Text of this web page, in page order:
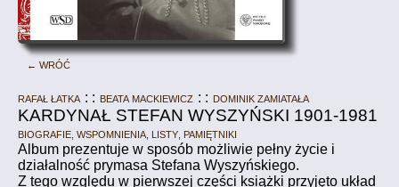
← Wróć
Rafał Łatka : : Beata Mackiewicz : : Dominik Zamiatała
KARDYNAŁ STEFAN WYSZYŃSKI 1901-1981
Biografie, wspomnienia, listy, pamiętniki
Album prezentuje w sposób możliwie pełny życie i
działalność prymasa Stefana Wyszyńskiego.
Z tego względu w pierwszej części książki przyjęto układ